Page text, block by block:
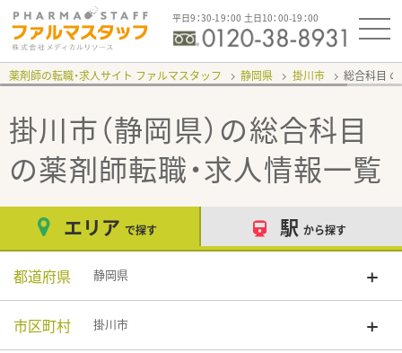
平日9：30-19：00 土日10：00-19：00
薬剤師の転職・求人サイト ファルマスタッフ 静岡県 掛川市 総合科目
掛川市（静岡県）の総合科目
の薬剤師転職・求人情報一覧
エリア で探す 駅 から探す
都道府県 静岡県
市区町村 掛川市